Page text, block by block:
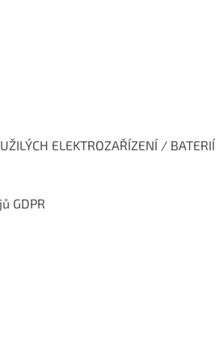
ELEKTROZAŘÍZENÍ / BATERIÍ
GDPR